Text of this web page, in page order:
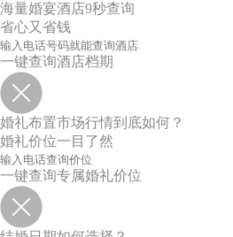
海量婚宴酒店9秒查询
省心又省钱
一键查询酒店档期
婚礼布置市场行情到底如何？
婚礼价位一目了然
一键查询专属婚礼价位